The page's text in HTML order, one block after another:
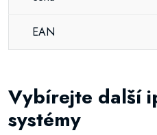
EAN
Vybírejte další
systémy